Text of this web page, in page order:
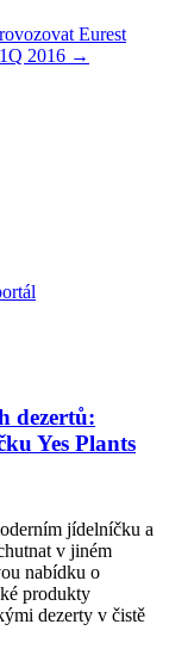
Eurest
2016 →
dezertů:
Yes Plants
jídelníčku a
v jiném
nabídku o
produkty
dezerty v čistě